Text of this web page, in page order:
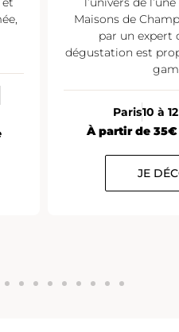
Maisons de
par un expert
dégustation est
Paris10 à
À partir de 35€
JE